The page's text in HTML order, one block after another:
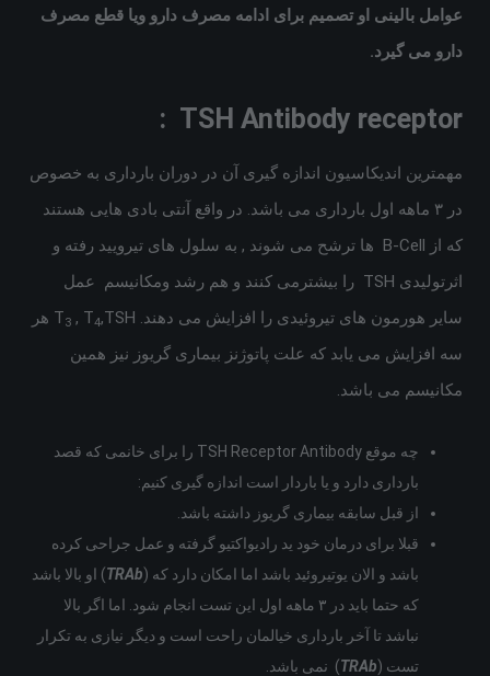
عوامل بالینی او تصمیم برای ادامه مصرف دارو ویا قطع مصرف
دارو می گیرد.
TSH Antibody receptor :
مهمترین اندیکاسیون اندازه گیری آن در دوران بارداری به خصوص
در ۳ ماهه اول بارداری می باشد. در واقع آنتی بادی هایی هستند
که از B-Cell ها ترشح می شوند , به سلول های تیرویید رفته و
اثرتولیدی TSH را بیشترمی کنند و هم رشد ومکانیسم عمل
سایر هورمون های تیروئیدی را افزایش می دهند. T
3 , T4
,TSH هر
سه افزایش می یابد که علت پاتوژنز بیماری گریوز نیز همین
مکانیسم می باشد.
چه موقع TSH Receptor Antibody را برای خانمی که قصد
بارداری دارد و یا باردار است اندازه گیری کنیم:
از قبل سابقه بیماری گریوز داشته باشد.
قبلا برای درمان خود ید رادیواکتیو گرفته و عمل جراحی کرده
باشد و الان یوتیروئید باشد اما امکان دارد که (TRAb) او بالا باشد
که حتما باید در ۳ ماهه اول این تست انجام شود. اما اگر بالا
نباشد تا آخر بارداری خیالمان راحت است و دیگر نیازی به تکرار
تست (TRAb) نمی باشد.